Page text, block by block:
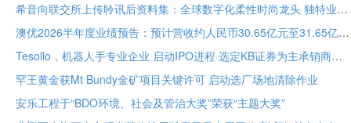
希音向联交所上传聆讯后资料集：全球数字化柔性时尚龙头 独特业务模式构筑坚固护城河
澳优2026半年度业绩预告：预计营收约人民币30.65亿元至31.65亿元 核心业务基础保持稳定
Tesollo，机器人手专业企业 启动IPO进程 选定KB证券为主承销商
罕王黄金获Mt Bundy金矿项目关键许可 启动选厂场地清除作业
安乐工程于“BDO环境、社会及管治大奖”荣获“主题大奖”